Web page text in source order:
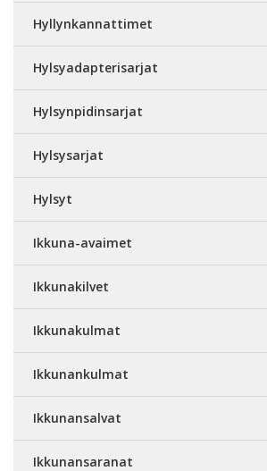
Hyllynkannattimet
Hylsyadapterisarjat
Hylsynpidinsarjat
Hylsysarjat
Hylsyt
Ikkuna-avaimet
Ikkunakilvet
Ikkunakulmat
Ikkunankulmat
Ikkunansalvat
Ikkunansaranat